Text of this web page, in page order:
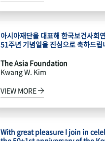
아시아재단을 대표해 한국보건사회
51주년 기념일을 진심으로 축하드립
The Asia Foundation
Kwang W. Kim
VIEW MORE
With great pleasure I join in